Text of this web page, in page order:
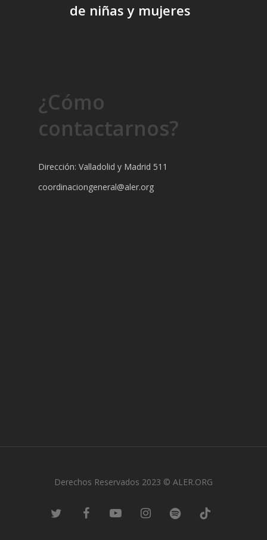
de niñas y mujeres
¿Cómo
contactarnos?
Dirección: Valladolid y Madrid 511
coordinaciongeneral@aler.org
Derechos Reservados 2023 © ALER.ORG